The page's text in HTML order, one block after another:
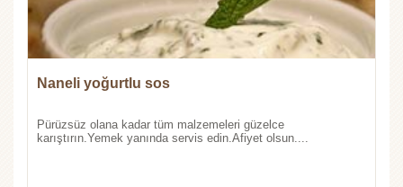
Naneli yoğurtlu sos
Pürüzsüz olana kadar tüm malzemeleri güzelce
karıştırın.Yemek yanında servis edin.Afiyet olsun....